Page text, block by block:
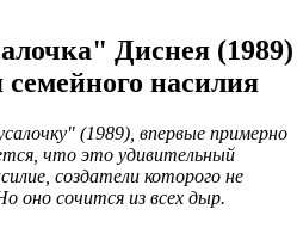
Диснея (1989)
насилия
(1989), впервые примерно
что это удивительный
создатели которого не
оно сочится из всех дыр.